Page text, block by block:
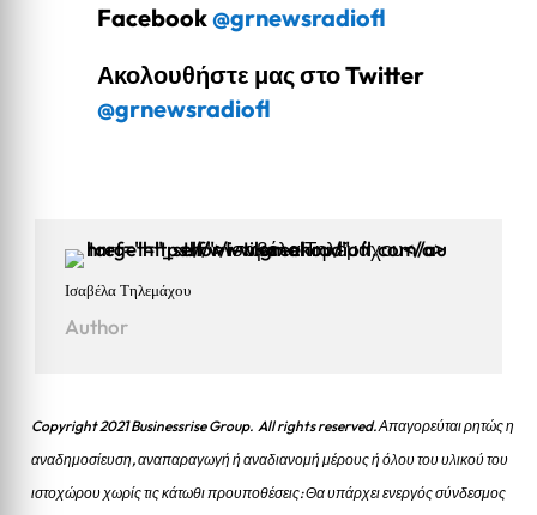
Facebook@grnewsradiofl
Ακολουθήστε μας στο Twitter
@grnewsradiofl
Ισαβέλα Τηλεμάχου
Author
Copyright 2021 Businessrise Group. All rights reserved. Απαγορεύται ρητώς η
αναδημοσίευση, αναπαραγωγή ή αναδιανομή μέρους ή όλου του υλικού του
ιστοχώρου χωρίς τις κάτωθι προυποθέσεις: Θα υπάρχει ενεργός σύνδεσμος